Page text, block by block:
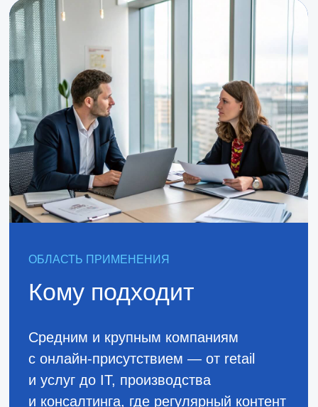
Брифование: сбор данных
о компании (стиль, стратегия,
миссия, цели, ЦА)
Разработка рубрикатора для
структурированных публикаций
Создание контент-плана
на основе бизнес-целей
и трендов 2025 года
Разработка рубрикатора для
структурированных публикаций
Интеграция с одной платформой
ВКонтакте)
Настройка аналитики для
Внедрение